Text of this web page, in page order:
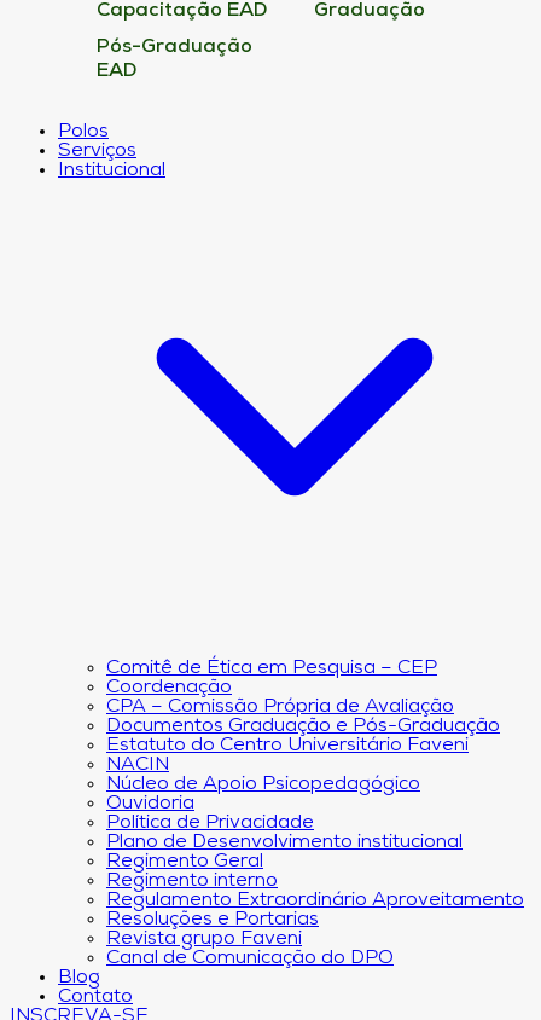
Capacitação EAD
Graduação
Pós-Graduação
EAD
Polos
Serviços
Institucional
Comitê de Ética em Pesquisa – CEP
Coordenação
CPA – Comissão Própria de Avaliação
Documentos Graduação e Pós-Graduação
Estatuto do Centro Universitário Faveni
NACIN
Núcleo de Apoio Psicopedagógico
Ouvidoria
Política de Privacidade
Plano de Desenvolvimento institucional
Regimento Geral
Regimento interno
Regulamento Extraordinário Aproveitamento
Resoluções e Portarias
Revista grupo Faveni
Canal de Comunicação do DPO
Blog
Contato